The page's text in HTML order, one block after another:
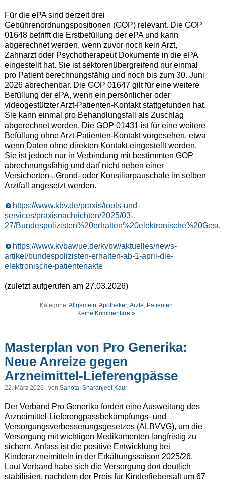
Für die ePA sind derzeit drei
Gebührenordnungspositionen (GOP) relevant. Die GOP
01648 betrifft die Erstbefüllung der ePA und kann
abgerechnet werden, wenn zuvor noch kein Arzt,
Zahnarzt oder Psychotherapeut Dokumente in die ePA
eingestellt hat. Sie ist sektorenübergreifend nur einmal
pro Patient berechnungsfähig und noch bis zum 30. Juni
2026 abrechenbar. Die GOP 01647 gilt für eine weitere
Befüllung der ePA, wenn ein persönlicher oder
videogestützter Arzt-Patienten-Kontakt stattgefunden hat.
Sie kann einmal pro Behandlungsfall als Zuschlag
abgerechnet werden. Die GOP 01431 ist für eine weitere
Befüllung ohne Arzt-Patienten-Kontakt vorgesehen, etwa
wenn Daten ohne direkten Kontakt eingestellt werden.
Sie ist jedoch nur in Verbindung mit bestimmten GOP
abrechnungsfähig und darf nicht neben einer
Versicherten-, Grund- oder Konsiliarpauschale im selben
Arztfall angesetzt werden.
https://www.kbv.de/praxis/tools-und-
services/praxisnachrichten/2025/03-
27/
https://www.kvbawue.de/kvbw/aktuelles/news-
artikel/bundespolizisten-erhalten-ab-1-april-die-
elektronische-patientenakte
(zuletzt aufgerufen am 27.03.2026)
Kategorie:Allgemein,Apotheker,Ärzte, Patienten
Keine Kommentare »
Masterplan von Pro Generika:
Neue Anreize gegen
Arzneimittel-Lieferengpässe
22. März 2026 | von Sahota, Sharanjeet Kaur
Der Verband Pro Generika fordert eine Ausweitung des
Arzneimittel-Lieferengpassbekämpfungs- und
Versorgungsverbesserungsgesetzes (ALBVVG), um die
Versorgung mit wichtigen Medikamenten langfristig zu
sichern. Anlass ist die positive Entwicklung bei
Kinderarzneimitteln in der Erkältungssaison 2025/26.
Laut Verband habe sich die Versorgung dort deutlich
stabilisiert, nachdem der Preis für Kinderfiebersaft um 67